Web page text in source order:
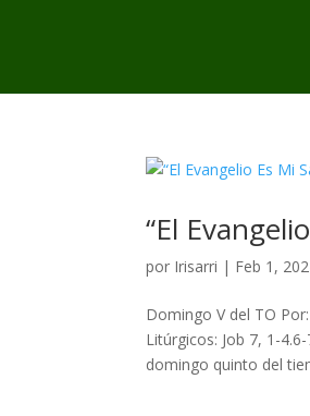
“El
por Irisarri | Feb 1,
Domingo V del TO
Litúrgicos: Job 7, 1-
domingo quinto del